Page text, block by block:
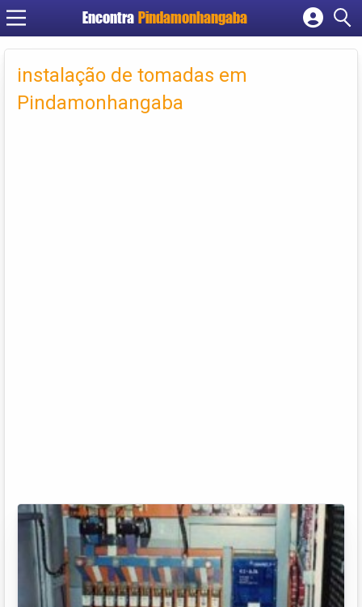
Encontra Pindamonhangaba
Cadastrar empresa
Criar conta
instalação de tomadas em
Pindamonhangaba